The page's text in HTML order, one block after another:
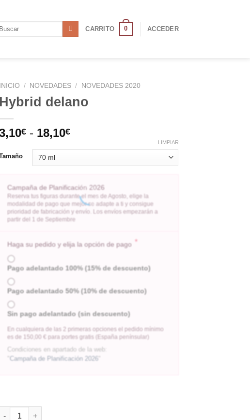
CARRITO 0 ACCEDER
INICIO / NOVEDADES / NOVEDADES 2020
Hybrid delano
€ - 18,10€
LIMPIAR
Campaña de Planificación 2026
Reserva tus figuras durante el mes de Agosto, elige la
modalidad de pago que mejor se adapte a ti y consigue
prioridad de fabricación y envío. Los envíos empezarán a
partir del 1 de Septiembre
Haga su pedido y elija la opción de pago *
Pago adelantado 100% (15% de descuento)
Pago adelantado 50% (10% de descuento)
Sin pago adelantado (sin descuento)
En cualquiera de las 2 primeras opciones el pedido mínimo
es de 150,00 € para portes gratis (España penínsular)
Condiciones en apartado de la web:
" Campaña de Planificación 2026 "